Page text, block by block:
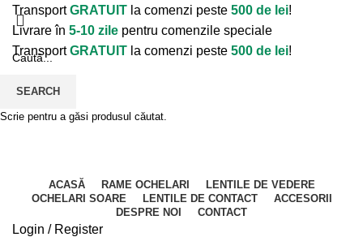
TransportGRATUIT la comenzi peste 500 de lei!
Livrare în 5-10 zile pentru comenzile speciale
TransportGRATUIT la comenzi peste 500 de lei!
ACASĂ RAME OCHELARI
LENTILE DE VEDERE
OCHELARI SOARE
LENTILE DE CONTACT
ACCESORII
DESPRE NOI
CONTACT
Login / Register
SEARCH
Scrie pentru a găsi produsul căutat.